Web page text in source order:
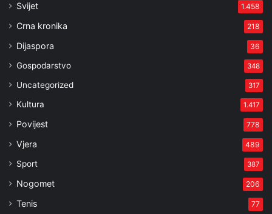
Svijet 1.458
Crna kronika 218
Dijaspora 36
Gospodarstvo 348
Uncategorized 317
Kultura 1.417
Povijest 778
Vjera 489
Sport 387
Nogomet 206
Tenis 77